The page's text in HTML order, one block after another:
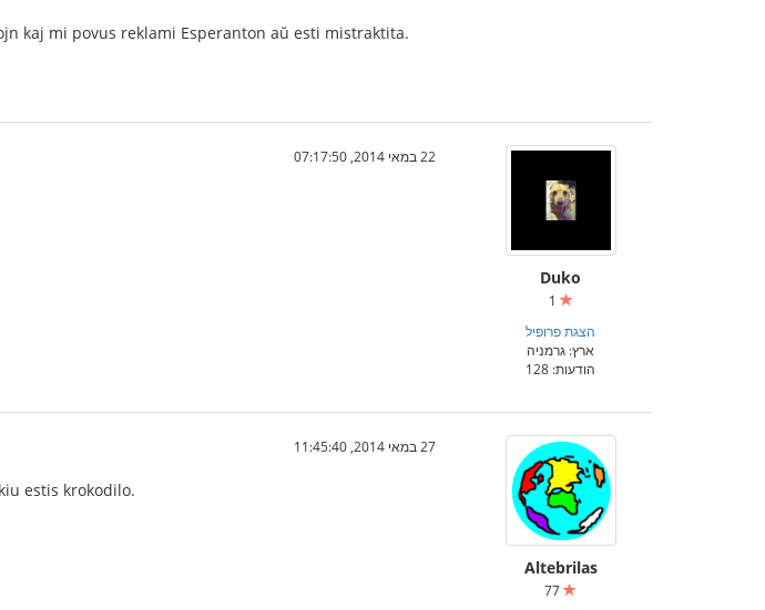
kaj mi povus reklami Esperanton aŭ esti mistraktita.
Duko
הצגת פרופיל
ארץ: גרמניה
הודעות: 128
22 במאי 2014, 07:17:50
Altebrilas
27 במאי 2014, 11:45:40
estis krokodilo.